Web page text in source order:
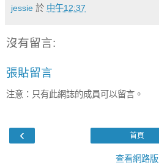
jessie 於 中午12:37
沒有留言:
張貼留言
注意：只有此網誌的成員可以留言。
‹ 首頁
查看網路版